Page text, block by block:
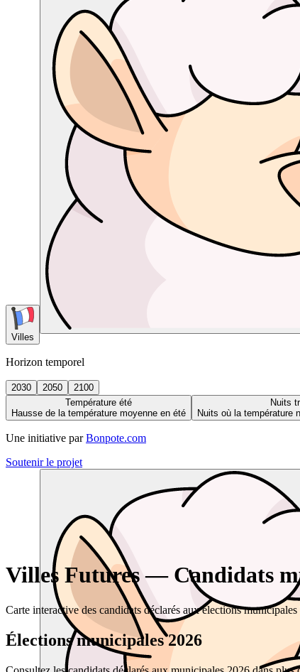
Villes
Horizon temporel
2030 2050
2100
Température été
Hausse de la température moyenne en été
Nuits
Nuits où la température
Une initiative par Bonpote.com
Soutenir le projet
Villes Futures — Candidats
Carte interactive des candidats déclarés aux élections
Élections municipales 2026